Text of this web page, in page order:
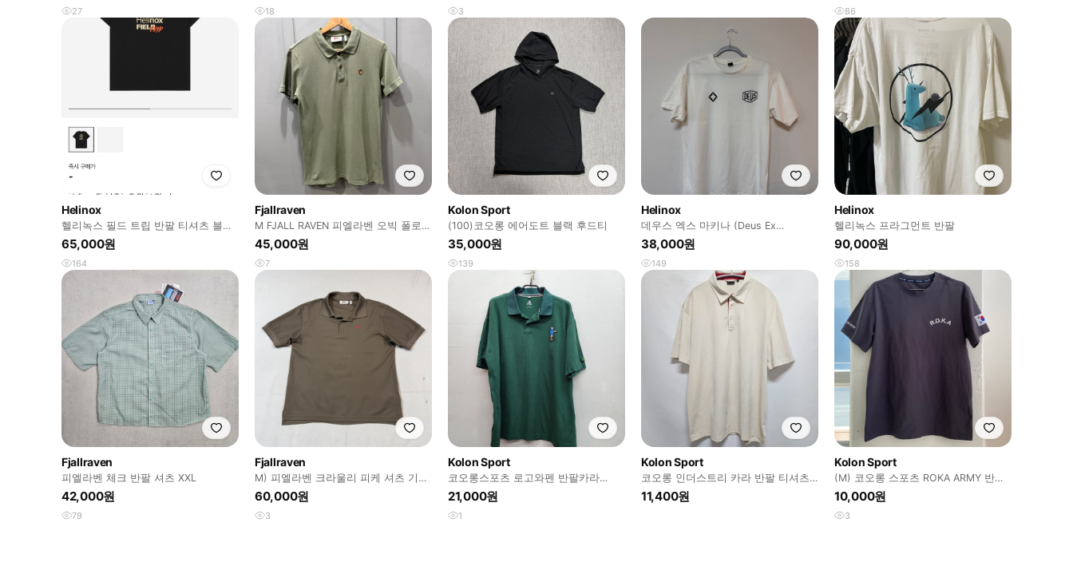
27 18 3 86
Helinox
헬리녹스 필드 트립 반팔 티셔츠 블랙
M
65,000원
164
Fjallraven
M FJALL RAVEN 피엘라벤 오빅 폴로
PK 반팔 카라 티셔츠
45,000원
7
Kolon Sport
(100)코오롱 에어도트 블랙 후드티
35,000원
139
Helinox
데우스 엑스 마키나 (Deus Ex
Machina) x 헬리녹스 (Hel
38,000원
149
Helinox
헬리녹스 프라그먼트 반팔
90,000원
158
Fjallraven
피엘라벤 체크 반팔 셔츠 XXL
42,000원
79
Fjallraven
M) 피엘라벤 크라울리 피케 셔츠 기능
성 반팔 카라티
60,000원
3
Kolon Sport
코오롱스포츠 로고와펜 반팔카라
XL(L)
21,000원
1
Kolon Sport
코오롱 인더스트리 카라 반팔 티셔츠
110
11,400원
Kolon Sport
(M) 코오롱 스포츠 ROKA ARMY 반팔
티셔츠
10,000원
3